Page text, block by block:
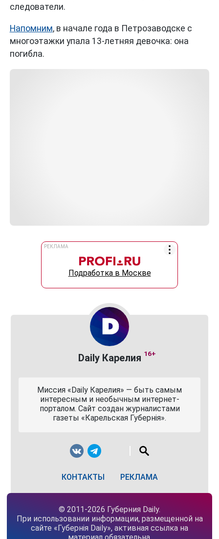
следователи.
Напомним, в начале года в Петрозаводске с
многоэтажки упала 13-летняя девочка: она
погибла.
РЕКЛАМА
Подработка в Москве
Daily Карелия 16+
Миссия «Daily Карелия» — быть самым
интересным и необычным интернет-
порталом. Сайт создан журналистами
газеты «Карельская Губернiя».
КОНТАКТЫ РЕКЛАМА
© 2011-2026 Губерния Daily.
При использовании информации, размещенной на
сайте «Губернiя Daily», активная ссылка на
материал обязательна.